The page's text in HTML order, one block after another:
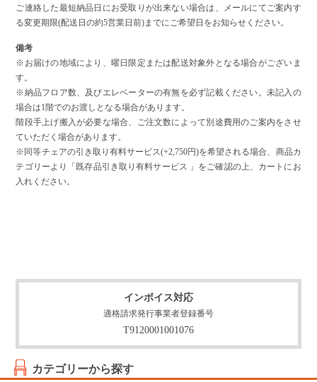
ご連絡した最短納品日にお受取りが出来ない場合は、メールにてご案内す
る変更期限(配送日の約5営業日前)までにご希望日をお知らせください。
備考
※お届けの地域により、曜日限定または配送対象外となる場合がございま
す。
※納品フロア数、及びエレベーターの有無を必ず記載ください。未記入の
場合は1階でのお渡しとなる場合があります。
階段手上げ搬入が必要な場合、ご注文数によって別途費用のご案内をさせ
ていただく場合があります。
※同等チェアの引き取り有料サービス(+2,750円)を希望される場合、商品カ
テゴリーより「既存品引き取り有料サービス 」をご確認の上、カートにお
入れください。
インボイス対応
適格請求発行事業者登録番号
T9120001001076
カテゴリーから探す